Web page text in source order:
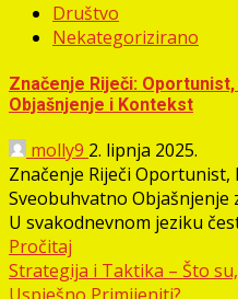
Društvo
Nekategorizirano
Značenje Riječi:
Objašnjenje i Kontekst
molly9 2. lipnja 2025.
Značenje Riječi Oportunist,
Sveobuhvatno Objašnjenje
U svakodnevnom jeziku
Pročitaj
Strategija i Taktika – Što